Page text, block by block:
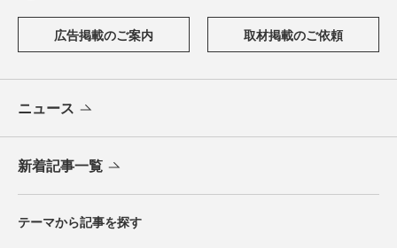
広告掲載のご案内 取材掲載のご依頼
ニュース
新着記事一覧
テーマから記事を探す